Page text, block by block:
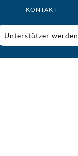
KONTAKT
Unterstützer werden